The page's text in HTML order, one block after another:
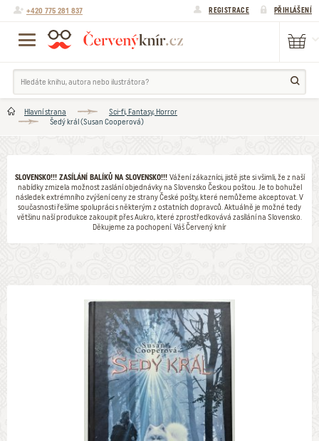
+420 775 281 837 REGISTRACE PŘIHLÁŠENÍ
Hlavní strana
Sci-fi, Fantasy, Horror
Šedý král (Susan Cooperová)
SLOVENSKO!!! ZASÍLÁNÍ BALÍKŮ NA SLOVENSKO!!! Vážení zákazníci, jistě jste si všimli, že z naší
nabídky zmizela možnost zaslání objednávky na Slovensko Českou poštou. Je to bohužel
následek extrémního zvýšení ceny ze strany České pošty, které nemůžeme akceptovat. V
současnosti řešíme spolupráci s některým z ostatních dopravců. Aktuálně je možné tedy
většinu naší produkce zakoupit přes Aukro, které zprostředkovává zasílání na Slovensko.
Děkujeme za pochopení. Váš Červený knír